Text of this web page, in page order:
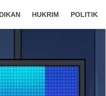
HUKRIM POLITIK